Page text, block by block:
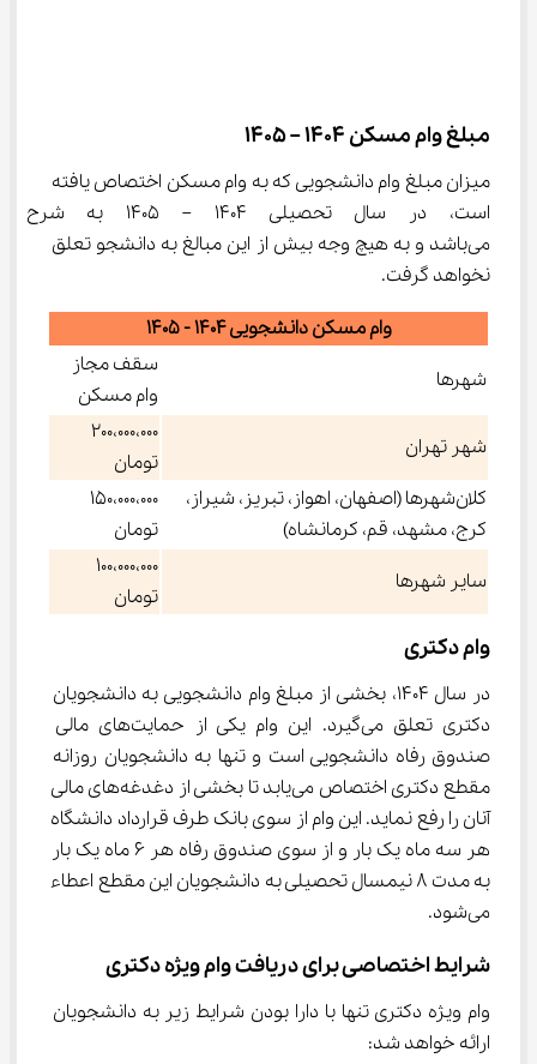
مبلغ وام مسکن 1404 – 1405
میزان مبلغ وام دانشجویی که به وام مسکن اختصاص یافته
است، در سال تحصیلی
می‌باشد و به هیچ وجه بیش از این مبالغ به دانشجو تعلق
نخواهد گرفت.
وام مسکن دانشجویی 1404 - 1405
شهرها
سقف مجاز
وام مسکن
شهر تهران
200،000،000
تومان
کلان‌شهرها (اصفهان، اهواز، تبریز، شیراز،
کرج، مشهد، قم، کرمانشاه)
150،000،000
تومان
سایر شهرها
100،000،000
تومان
وام دکتری
در سال 1404، بخشی از مبلغ وام دانشجویی به دانشجویان
دکتری تعلق می‌گیرد. این وام یکی از حمایت‌های مالی
صندوق رفاه دانشجویی است و تنها به دانشجویان روزانه
مقطع دکتری اختصاص می‌یابد تا بخشی از دغدغه‌های مالی
آنان را رفع نماید. این وام از سوی بانک طرف قرارداد دانشگاه
هر سه ماه یک بار و از سوی صندوق رفاه هر 6 ماه یک بار
به مدت 8 نیمسال تحصیلی به دانشجویان این مقطع اعطاء
می‌شود.
شرایط اختصاصی برای دریافت وام ویژه دکتری
وام ویژه دکتری تنها با دارا بودن شرایط زیر به دانشجویان
ارائه خواهد شد: